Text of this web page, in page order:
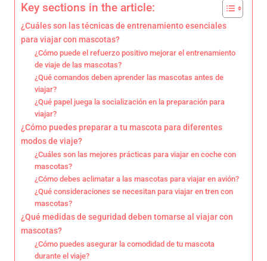
Key sections in the article:
¿Cuáles son las técnicas de entrenamiento esenciales
para viajar con mascotas?
¿Cómo puede el refuerzo positivo mejorar el entrenamiento
de viaje de las mascotas?
¿Qué comandos deben aprender las mascotas antes de
viajar?
¿Qué papel juega la socialización en la preparación para
viajar?
¿Cómo puedes preparar a tu mascota para diferentes
modos de viaje?
¿Cuáles son las mejores prácticas para viajar en coche con
mascotas?
¿Cómo debes aclimatar a las mascotas para viajar en avión?
¿Qué consideraciones se necesitan para viajar en tren con
mascotas?
¿Qué medidas de seguridad deben tomarse al viajar con
mascotas?
¿Cómo puedes asegurar la comodidad de tu mascota
durante el viaje?